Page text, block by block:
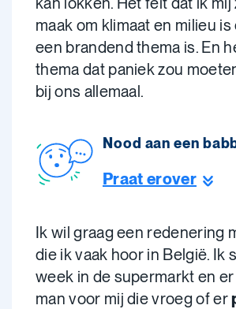
maak om klimaat en milieu
een brandend thema is. En
thema dat paniek zou
bij ons allemaal.
Nood aan een
Praat erover
Ik wil graag een redenering
die ik vaak hoor in België. Ik
week in de supermarkt en
man voor mij die vroeg of er